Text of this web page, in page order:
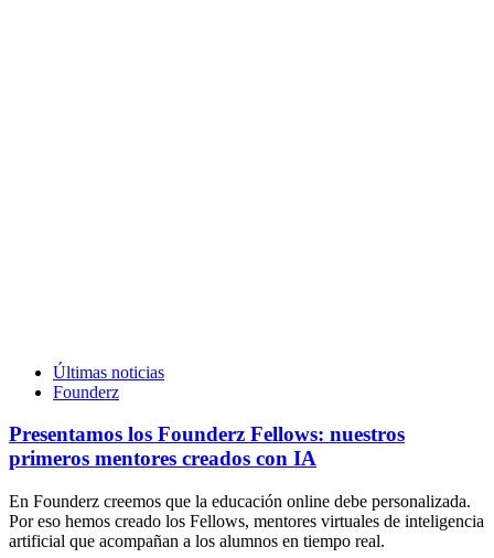
Últimas noticias
Founderz
Presentamos los Founderz Fellows: nuestros
primeros mentores creados con IA
En Founderz creemos que la educación online debe personalizada.
Por eso hemos creado los Fellows, mentores virtuales de inteligencia
artificial que acompañan a los alumnos en tiempo real.